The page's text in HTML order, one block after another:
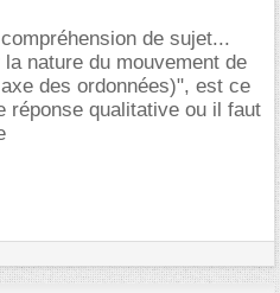
de sujet...
nature du mouvement de
des ordonnées)", est ce
réponse qualitative ou il faut